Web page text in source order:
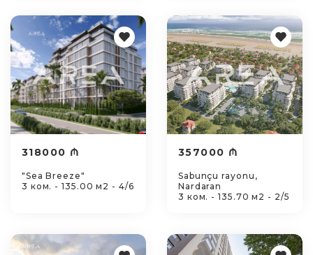
318000 ₼
"Sea Breeze"
3 ком. - 135.00 м2 - 4/6
357000 ₼
Sabunçu rayonu,
Nardaran
3 ком. - 135.70 м2 - 2/5